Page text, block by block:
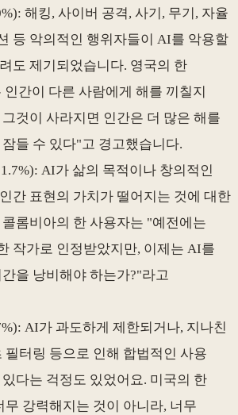
해킹, 사이버 공격, 사기, 무기, 자율
등 악의적인 행위자들이 AI를 악용할
도 제기되었습니다. 영국의 한
간이 다른 사람에게 해를 끼칠지
것이 사라지면 인간은 더 많은 해를
들 수 있다"고 경고했습니다.
AI가 삶의 목적이나 창의적인
간 표현의 가치가 떨어지는 것에 대한
롬비아의 한 사용자는 "예전에는
작가로 인정받았지만, 이제는 AI를
을 낭비해야 하는가?"라고
AI가 과도하게 제한되거나, 지나친
필터링 등으로 인해 합법적인 사용
다는 걱정도 있었어요. 미국의 한
강력해지는 것이 아니라, 너무